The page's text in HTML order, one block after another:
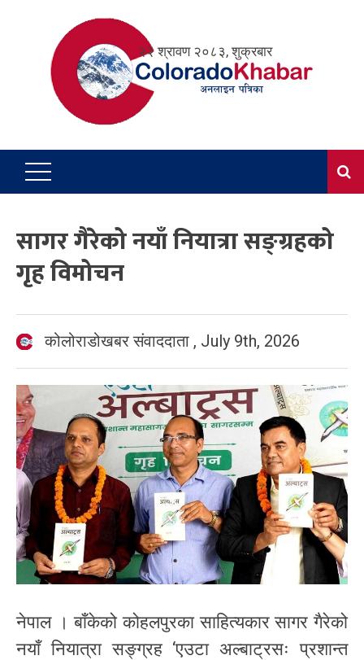
२२ श्रावण २०८३, शुक्रबार
सागर गैरेको नयाँ नियात्रा सङ्ग्रहको
गृह विमोचन
कोलोराडोखबर संवाददाता , July 9th, 2026
नेपाल । बाँकेको कोहलपुरका साहित्यकार सागर गैरेको
नयाँ नियात्रा सङ्ग्रह ‘एउटा अल्बाट्रसः प्रशान्त